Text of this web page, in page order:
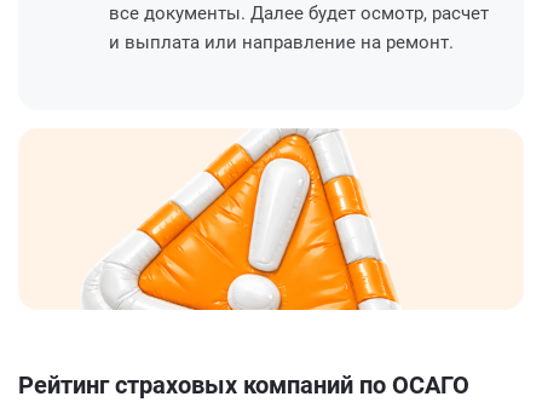
все документы. Далее будет осмотр, расчет
и выплата или направление на ремонт.
Рейтинг страховых компаний по ОСАГО